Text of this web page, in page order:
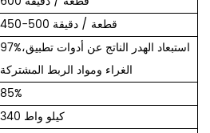
450-500 قطعة / دقيقة
97%،استبعاد الهدر الناتج عن أدوات تطبيق
الغراء ومواد الربط المشتركة
85%
340 كيلو واط